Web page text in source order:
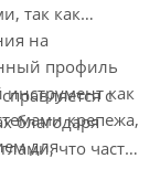
так как
на
профиль
как
крепежа,
для
с
благодаря
что часто